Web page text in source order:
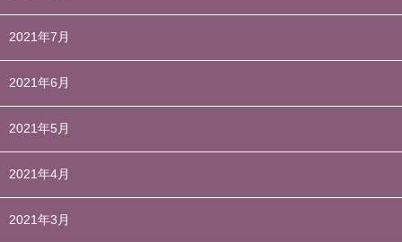
2021年7月
2021年6月
2021年5月
2021年4月
2021年3月